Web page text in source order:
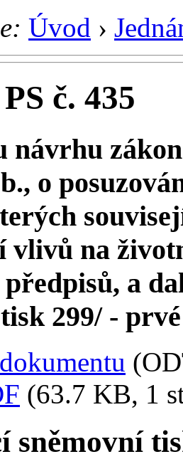
Úvod ›
č. 435
návrhu
o
vlivů na
a
299/ -
(63.7 KB, 1
sněmovní